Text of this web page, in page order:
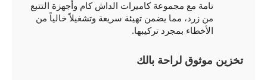
تامة مع مجموعة كاميرات الداش كام وأجهزة التتبع
من زرد، مما يضمن تهيئة سريعة وتشغيلاً خالياً من
الأخطاء بمجرد تركيبها.
تخزين موثوق لراحة بالك